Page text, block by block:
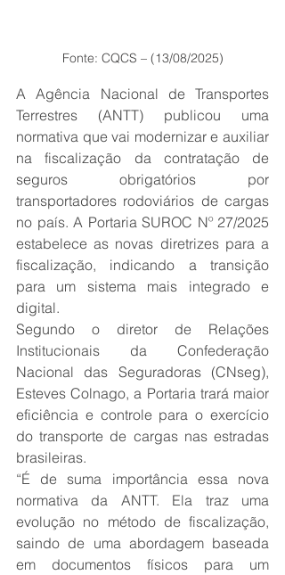
Fonte: CQCS – (13/08/2025)
A Agência Nacional de Transportes
Terrestres (ANTT) publicou uma
normativa que vai modernizar e auxiliar
na fiscalização da contratação de
seguros obrigatórios por
transportadores rodoviários de cargas
no país. A Portaria SUROC Nº 27/2025
estabelece as novas diretrizes para a
fiscalização, indicando a transição
para um sistema mais integrado e
digital.
Segundo o diretor de Relações
Institucionais da Confederação
Nacional das Seguradoras (CNseg),
Esteves Colnago, a Portaria trará maior
eficiência e controle para o exercício
do transporte de cargas nas estradas
brasileiras.
“É de suma importância essa nova
normativa da ANTT. Ela traz uma
evolução no método de fiscalização,
saindo de uma abordagem baseada
em documentos físicos para um